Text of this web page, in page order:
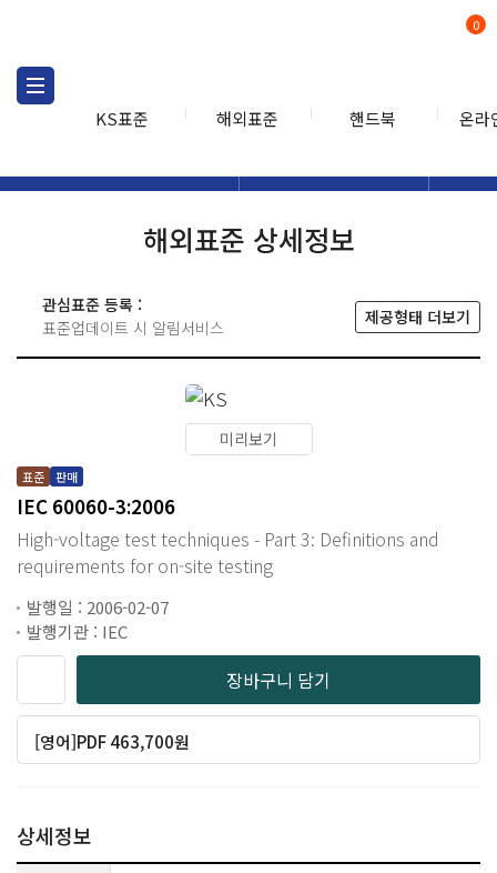
KS표준 해외표준 핸드북 온라
0
해외표준 상세정보
관심표준 등록 :
표준업데이트 시 알림서비스
제공형태 더보기
미리보기
표준 판매
IEC 60060-3:2006
High-voltage test techniques - Part 3: Definitions and
requirements for on-site testing
발행일 : 2006-02-07
발행기관 : IEC
장바구니 담기
[영어]PDF 463,700원
상세정보